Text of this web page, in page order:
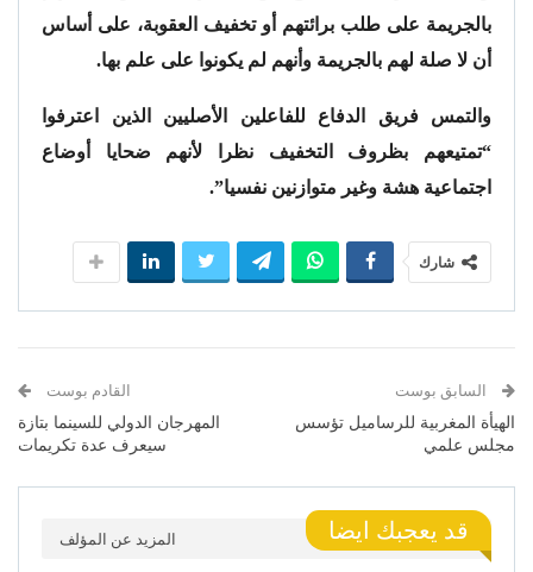
بالجريمة على طلب برائتهم أو تخفيف العقوبة، على أساس
أن لا صلة لهم بالجريمة وأنهم لم يكونوا على علم بها.
والتمس فريق الدفاع للفاعلين الأصليين الذين اعترفوا
“تمتيعهم بظروف التخفيف نظرا لأنهم ضحايا أوضاع
اجتماعية هشة وغير متوازنين نفسيا”.
شارك
السابق بوست
الهيأة المغربية للرساميل تؤسس
مجلس علمي
القادم بوست
المهرجان الدولي للسينما بتازة
سيعرف عدة تكريمات
قد يعجبك ايضا المزيد عن المؤلف